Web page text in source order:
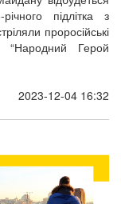
підлітка з
проросійські
“Народний Герой
2023-12-04 16:32